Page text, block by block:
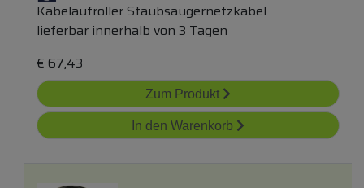
Kabelaufroller Staubsaugernetzkabel
lieferbar innerhalb von 3 Tagen
€ 67,43
Zum Produkt
In den Warenkorb